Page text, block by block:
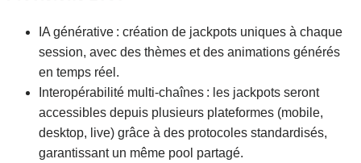
IA générative : création de jackpots uniques à chaque
session, avec des thèmes et des animations générés
en temps réel.
Interopérabilité multi‑chaînes : les jackpots seront
accessibles depuis plusieurs plateformes (mobile,
desktop, live) grâce à des protocoles standardisés,
garantissant un même pool partagé.